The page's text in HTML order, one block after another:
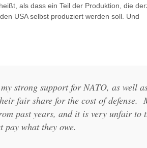
als dass ein Teil der Produktion, die
USA selbst produziert werden soll. Und
strong support for NATO, as well
fair share for the cost of defense.
past years, and it is very unfair to
pay what they owe.